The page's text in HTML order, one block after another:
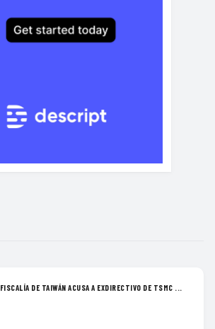
FISCALÍA DE TAIWÁN ACUSA A EXDIRECTIVO DE TSMC ...